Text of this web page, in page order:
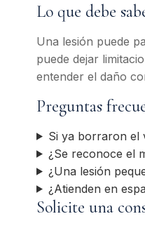
Lo que debe
Una lesión puede
puede dejar
entender el daño
Preguntas
Si ya borraron el
¿Se reconoce el
¿Una lesión
¿Atienden en
Solicite una